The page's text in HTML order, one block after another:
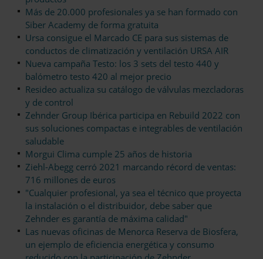
Más de 20.000 profesionales ya se han formado con
Siber Academy de forma gratuita
Ursa consigue el Marcado CE para sus sistemas de
conductos de climatización y ventilación URSA AIR
Nueva campaña Testo: los 3 sets del testo 440 y
balómetro testo 420 al mejor precio
Resideo actualiza su catálogo de válvulas mezcladoras
y de control
Zehnder Group Ibérica participa en Rebuild 2022 con
sus soluciones compactas e integrables de ventilación
saludable
Morgui Clima cumple 25 años de historia
Ziehl-Abegg cerró 2021 marcando récord de ventas:
716 millones de euros
"Cualquier profesional, ya sea el técnico que proyecta
la instalación o el distribuidor, debe saber que
Zehnder es garantía de máxima calidad"
Las nuevas oficinas de Menorca Reserva de Biosfera,
un ejemplo de eficiencia energética y consumo